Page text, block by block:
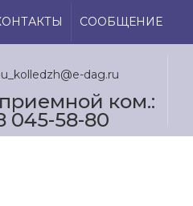
СООБЩЕНИЕ
dag.ru
ком.:
045-58-80